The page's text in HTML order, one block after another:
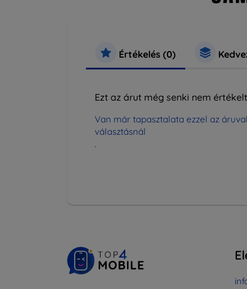
Értékelés (0)
Ezt az árut még senki nem
Van már tapasztalata ezzel az
választásnál
.